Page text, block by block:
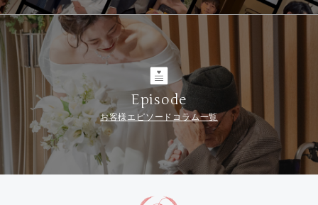
Episode
お客様エピソードコラム一覧